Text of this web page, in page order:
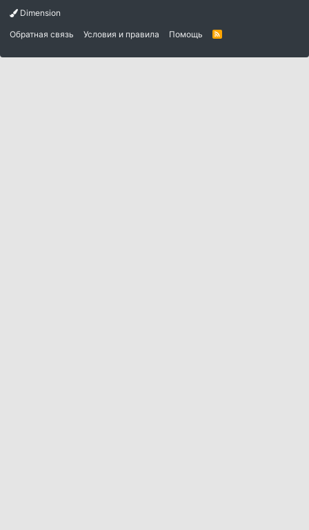
Dimension
Обратная связь Условия и правила Помощь